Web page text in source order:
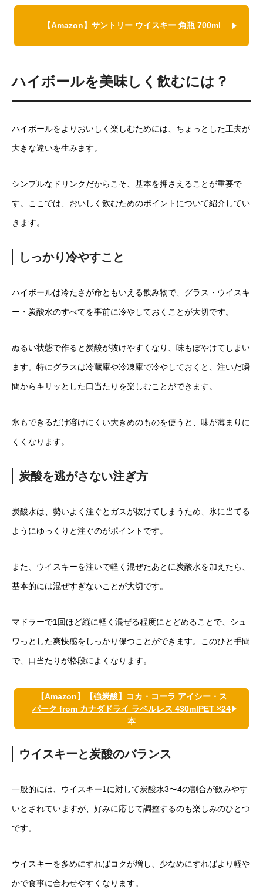
【Amazon】サントリー ウイスキー 角瓶 700ml
ハイボールを美味しく飲むには？
ハイボールをよりおいしく楽しむためには、ちょっとした工夫が
大きな違いを生みます。
シンプルなドリンクだからこそ、基本を押さえることが重要で
す。ここでは、おいしく飲むためのポイントについて紹介してい
きます。
しっかり冷やすこと
ハイボールは冷たさが命ともいえる飲み物で、グラス・ウイスキ
ー・炭酸水のすべてを事前に冷やしておくことが大切です。
ぬるい状態で作ると炭酸が抜けやすくなり、味もぼやけてしまい
ます。特にグラスは冷蔵庫や冷凍庫で冷やしておくと、注いだ瞬
間からキリッとした口当たりを楽しむことができます。
氷もできるだけ溶けにくい大きめのものを使うと、味が薄まりに
くくなります。
炭酸を逃がさない注ぎ方
炭酸水は、勢いよく注ぐとガスが抜けてしまうため、氷に当てる
ようにゆっくりと注ぐのがポイントです。
また、ウイスキーを注いで軽く混ぜたあとに炭酸水を加えたら、
基本的には混ぜすぎないことが大切です。
マドラーで1回ほど縦に軽く混ぜる程度にとどめることで、シュ
ワっとした爽快感をしっかり保つことができます。このひと手間
で、口当たりが格段によくなります。
【Amazon】【強炭酸】コカ・コーラ アイシー・ス
パーク from カナダドライ ラベルレス 430mlPET ×24
本
ウイスキーと炭酸のバランス
一般的には、ウイスキー1に対して炭酸水3〜4の割合が飲みやす
いとされていますが、好みに応じて調整するのも楽しみのひとつ
です。
ウイスキーを多めにすればコクが増し、少なめにすればより軽や
かで食事に合わせやすくなります。